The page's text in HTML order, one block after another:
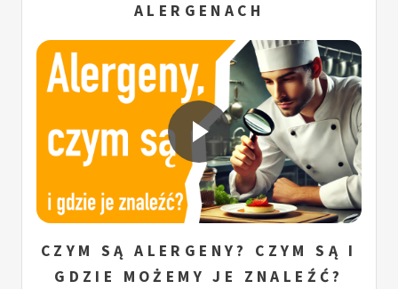
ALERGENACH
CZYM SĄ ALERGENY? CZYM SĄ I
GDZIE MOŻEMY JE ZNALEŹĆ?